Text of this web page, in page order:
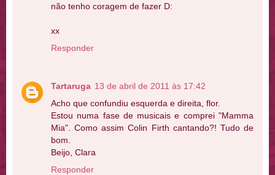
não tenho coragem de fazer D:
xx
Responder
Tartaruga 13 de abril de 2011 às 17:42
Acho que confundiu esquerda e direita, flor.
Estou numa fase de musicais e comprei "Mamma
Mia". Como assim Colin Firth cantando?! Tudo de
bom.
Beijo, Clara
Responder